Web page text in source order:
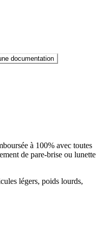
documentation
à 100% avec toutes
de pare-brise ou lunette
légers, poids lourds,